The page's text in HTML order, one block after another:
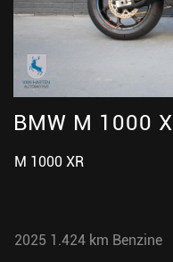
BMW M 1000
M 1000 XR
2025 1.424 km Benzine